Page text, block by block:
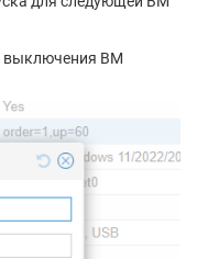
выключения ВМ